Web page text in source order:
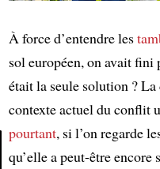
À force d’entendre les
sol européen, on avait
était la seule solution ?
contexte actuel du conflit
pourtant, si l’on regarde
qu’elle a peut-être encore